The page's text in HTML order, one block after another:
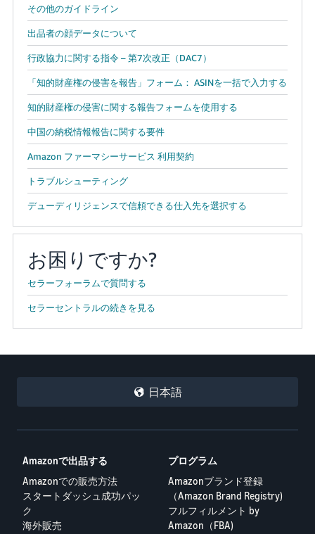
その他のガイドライン
出品者の顔データについて
行政協力に関する指令 – 第7次改正（DAC7）
「知的財産権の侵害を報告」フォーム： ASINを一括で入力する
知的財産権の侵害に関する報告フォームを使用する
中国の納税情報報告に関する要件
Amazon ファーマシーサービス 利用契約
トラブルシューティング
デューディリジェンスで信頼できる仕入先を選択する
お困りですか?
セラーフォーラムで質問する
セラーセントラルの続きを見る
日本語
Amazonで出品する
Amazonでの販売方法
スタートダッシュ成功パッ
ク
海外販売
プログラム
Amazonブランド登録
（Amazon Brand Registry)
フルフィルメント by
Amazon（FBA)